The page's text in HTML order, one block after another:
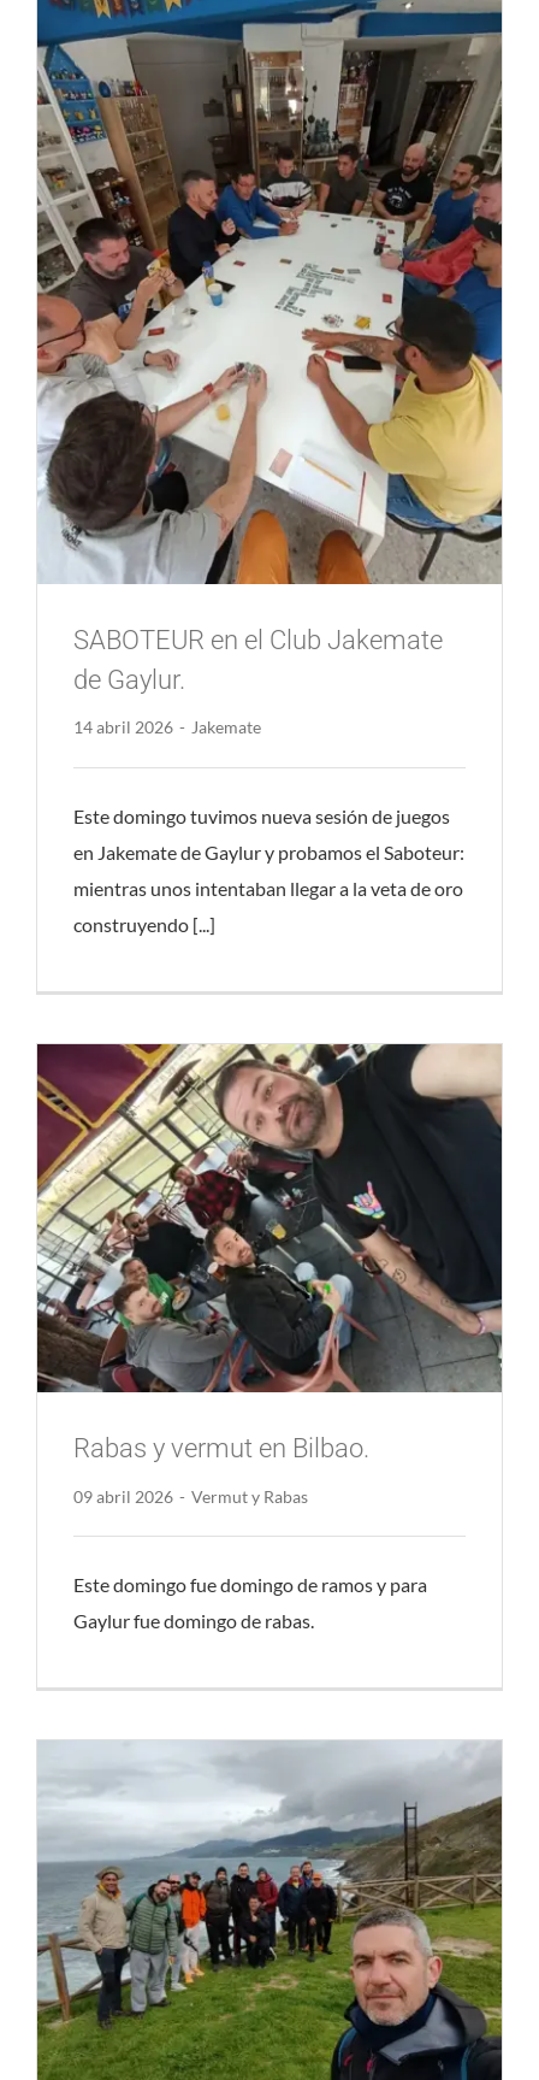
SABOTEUR en el Club Jakemate
de Gaylur.
14 abril 2026 - Jakemate
Este domingo tuvimos nueva sesión de juegos
en Jakemate de Gaylur y probamos el Saboteur:
mientras unos intentaban llegar a la veta de oro
construyendo [...]
Rabas y vermut en Bilbao.
09 abril 2026 - Vermut y Rabas
Este domingo fue domingo de ramos y para
Gaylur fue domingo de rabas.